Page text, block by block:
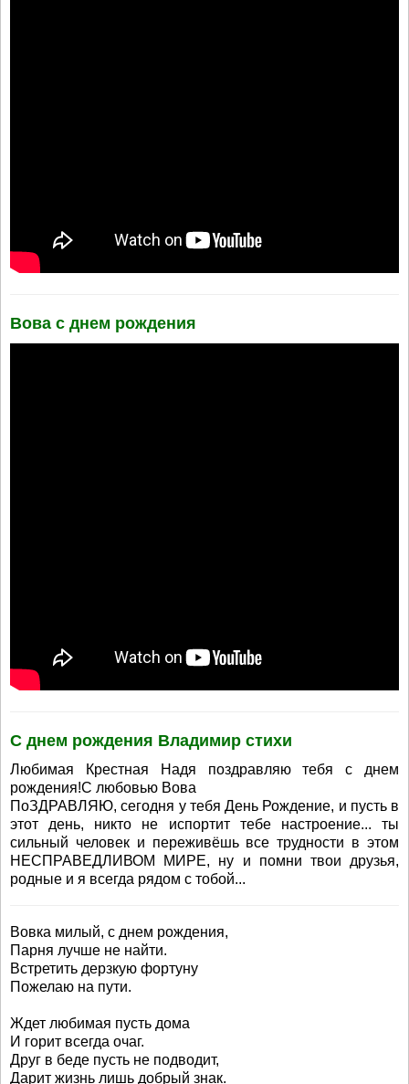
Вова с днем рождения
С днем рождения Владимир стихи
Любимая Крестная Надя поздравляю тебя с днем
рождения!С любовью Вова
ПоЗДРАВЛЯЮ, сегодня у тебя День Рождение, и пусть в
этот день, никто не испортит тебе настроение... ты
сильный человек и переживёшь все трудности в этом
НЕСПРАВЕДЛИВОМ МИРЕ, ну и помни твои друзья,
родные и я всегда рядом с тобой...
Вовка милый, с днем рождения,
Парня лучше не найти.
Встретить дерзкую фортуну
Пожелаю на пути.
Ждет любимая пусть дома
И горит всегда очаг.
Друг в беде пусть не подводит,
Дарит жизнь лишь добрый знак.